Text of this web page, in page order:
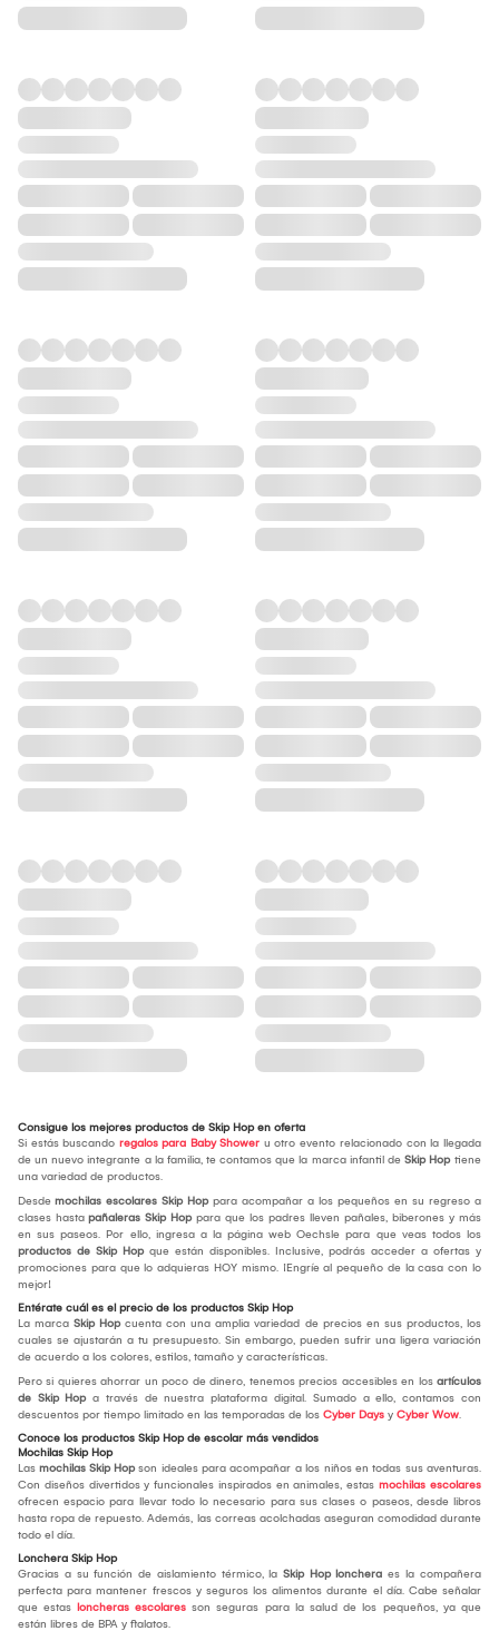
Consigue los mejores productos de Skip Hop en oferta
Si estás buscando regalos para Baby Shower u otro evento relacionado con la llegada
de un nuevo integrante a la familia, te contamos que la marca infantil de Skip Hoptiene
una variedad de productos.
Desde mochilas escolares Skip Hoppara acompañar a los pequeños en su regreso a
clases hasta pañaleras Skip Hoppara que los padres lleven pañales, biberones y más
en sus paseos. Por ello, ingresa a la página web Oechsle para que veas todos los
productos de Skip Hopque están disponibles. Inclusive, podrás acceder a ofertas y
promociones para que lo adquieras HOY mismo. ¡Engríe al pequeño de la casa con lo
mejor!
Entérate cuál es el precio de los productos Skip Hop
La marca Skip Hopcuenta con una amplia variedad de precios en sus productos, los
cuales se ajustarán a tu presupuesto. Sin embargo, pueden sufrir una ligera variación
de acuerdo a los colores, estilos, tamaño y características.
Pero si quieres ahorrar un poco de dinero, tenemos precios accesibles en los artículos
de Skip Hop a través de nuestra plataforma digital. Sumado a ello, contamos con
descuentos por tiempo limitado en las temporadas de los Cyber Days y Cyber Wow.
Conoce los productos Skip Hop de escolar más vendidos
Mochilas Skip Hop
Las mochilas Skip Hopson ideales para acompañar a los niños en todas sus aventuras.
Con diseños divertidos y funcionales inspirados en animales, estas mochilas escolares
ofrecen espacio para llevar todo lo necesario para sus clases o paseos, desde libros
hasta ropa de repuesto. Además, las correas acolchadas aseguran comodidad durante
todo el día.
Lonchera Skip Hop
Gracias a su función de aislamiento térmico, la Skip Hop lonchera es la compañera
perfecta para mantener frescos y seguros los alimentos durante el día. Cabe señalar
que estas loncheras escolares son seguras para la salud de los pequeños, ya que
están libres de BPA y ftalatos.